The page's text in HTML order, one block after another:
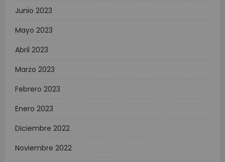
Junio 2023
Mayo 2023
Abril 2023
Marzo 2023
Febrero 2023
Enero 2023
Diciembre 2022
Noviembre 2022